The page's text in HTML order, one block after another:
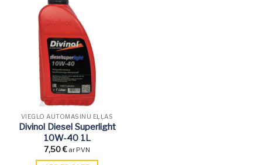
VIEGLO AUTOMAŠĪNU EĻĻAS
Divinol Diesel Superlight
10W-40 1L
7,50€ ar PVN